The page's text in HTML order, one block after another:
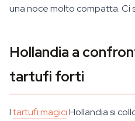
una noce molto compatta. Ci
Hollandia a
tartufi forti
Itartufi magiciHollandia si